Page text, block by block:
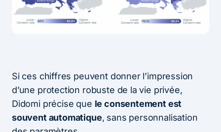
Si ces chiffres peuvent donner l’impression
d’une protection robuste de la vie privée,
Didomi précise que le consentement est
souvent automatique, sans personnalisation